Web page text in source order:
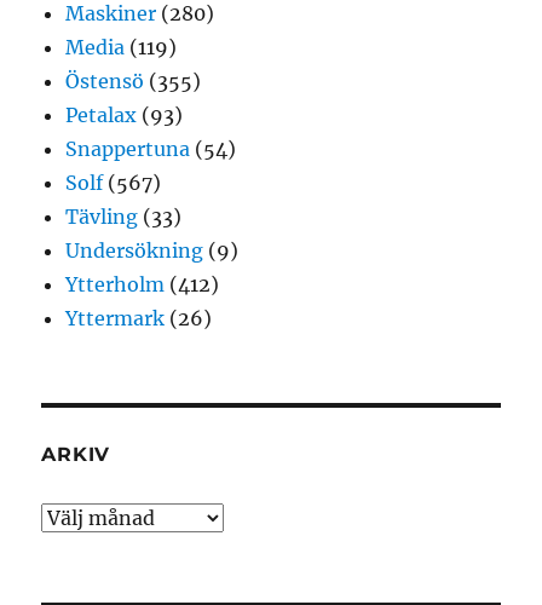
Maskiner (280)
Media (119)
Östensö (355)
Petalax (93)
Snappertuna (54)
Solf(567)
Tävling (33)
Undersökning (9)
Ytterholm (412)
Yttermark (26)
ARKIV
Arkiv